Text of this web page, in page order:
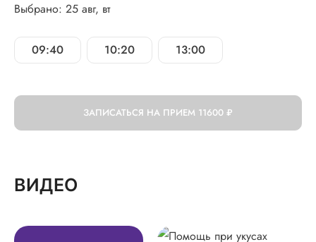
Выбрано: 25 авг, вт
09:40 10:20 13:00
ЗАПИСАТЬСЯ НА ПРИЕМ 11600 ₽
ВИДЕО